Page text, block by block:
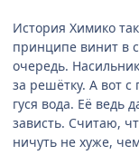
История Химико
принципе винит в
очередь.
за решётку. А вот с
гуся вода. Её ведь
зависть. Считаю,
ничуть не хуже,